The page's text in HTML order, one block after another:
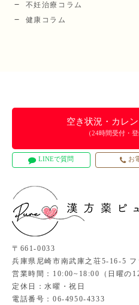
不妊治療コラム
健康コラム
〒661-0033
兵庫県尼崎市南武庫之荘5-16-5
営業時間：10:00~18:00（日曜の
定休日：水曜・祝日
電話番号：06-4950-4333
空き状況・カレ
（24時間受付・登
LINEで質問 お